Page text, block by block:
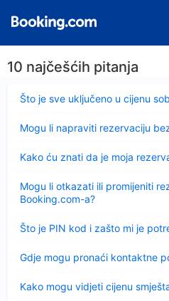
10 najčešćih pitanja
Što je sve uključeno u cijenu
Sažeto
Mogu li napraviti rezervaciju
Kako ću znati da je moja
Mogu li otkazati ili promijeniti
Booking.com-a?
Što je PIN kod i zašto mi je
Sažeto
Gdje mogu pronaći kontaktne
Kako mogu vidjeti cijenu